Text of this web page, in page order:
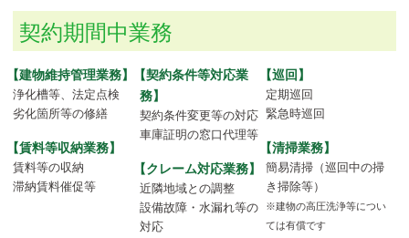
契約期間中業務
【建物維持管理業務】
浄化槽等、法定点検
劣化箇所等の修繕
【賃料等収納業務】
賃料等の収納
滞納賃料催促等
【契約条件等対応業
務】
契約条件変更等の対応
車庫証明の窓口代理等
【クレーム対応業務】
近隣地域との調整
設備故障・水漏れ等の
対応
【巡回】
定期巡回
緊急時巡回
【清掃業務】
簡易清掃（巡回中の掃
き掃除等）
※建物の高圧洗浄等につい
ては有償です